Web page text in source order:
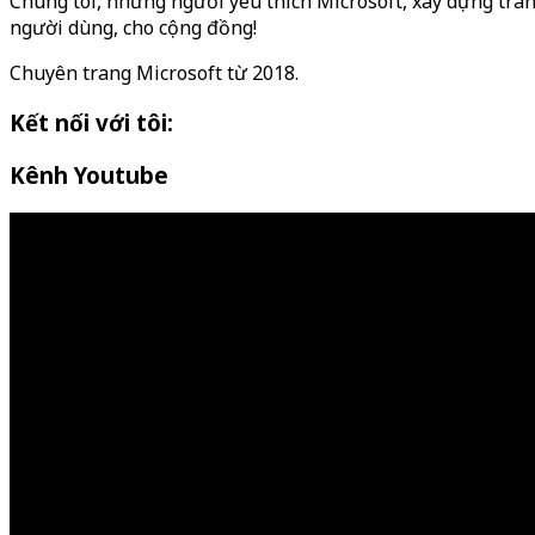
người dùng, cho cộng đồng!
Chuyên trang Microsoft từ 2018.
Kết nối với tôi:
Kênh Youtube